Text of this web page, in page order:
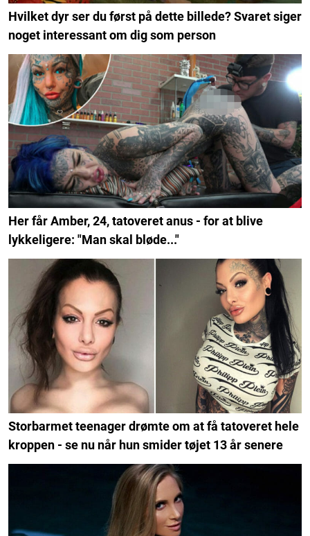
Hvilket dyr ser du først på dette billede? Svaret siger
noget interessant om dig som person
Her får Amber, 24, tatoveret anus - for at blive
lykkeligere: "Man skal bløde..."
Storbarmet teenager drømte om at få tatoveret hele
kroppen - se nu når hun smider tøjet 13 år senere